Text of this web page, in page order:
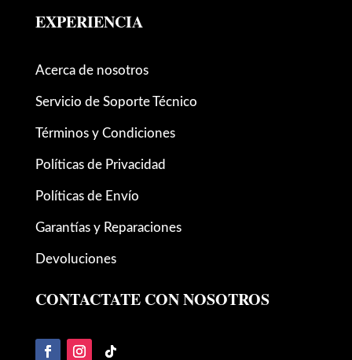
EXPERIENCIA
Acerca de nosotros
Servicio de Soporte Técnico
Términos y Condiciones
Políticas de Privacidad
Políticas de Envío
Garantías y Reparaciones
Devoluciones
CONTACTATE CON NOSOTROS